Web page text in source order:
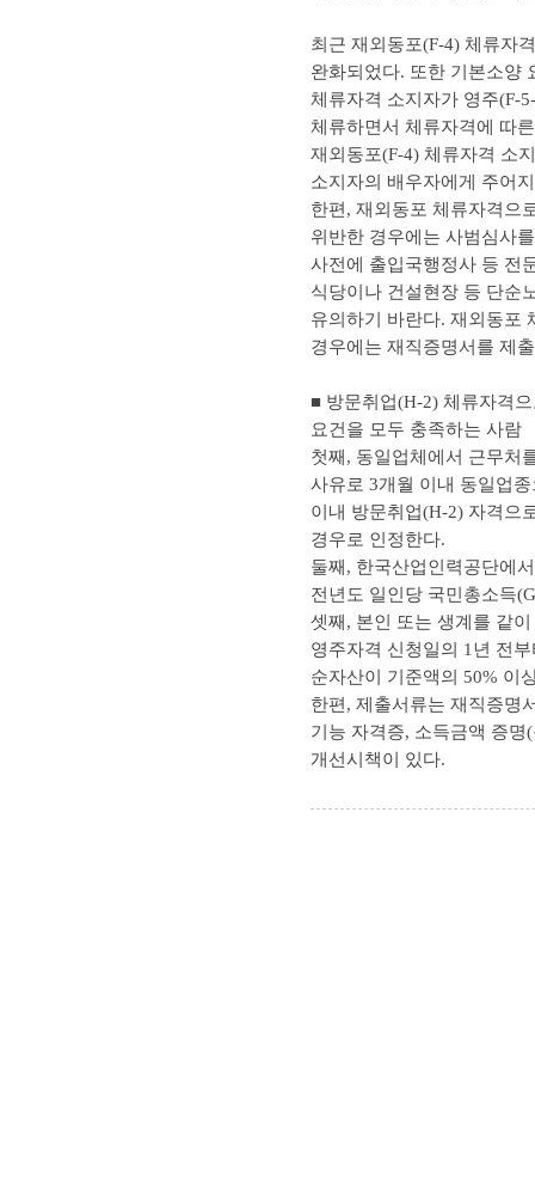
최근 재외동포(F-4) 체류자
완화되었다. 또한 기본소양
체류자격 소지자가 영주(F-
체류하면서 체류자격에 따
재외동포(F-4) 체류자격 소
소지자의 배우자에게 주어
한편, 재외동포 체류자격으
위반한 경우에는 사범심사
사전에 출입국행정사 등 전
식당이나 건설현장 등 단순
유의하기 바란다. 재외동포
경우에는 재직증명서를 제
■ 방문취업(H-2) 체류자격
요건을 모두 충족하는 사람
첫째, 동일업체에서 근무처
사유로 3개월 이내 동일업
이내 방문취업(H-2) 자격으
경우로 인정한다.
둘째, 한국산업인력공단에
전년도 일인당 국민총소득
셋째, 본인 또는 생계를 같
영주자격 신청일의 1년 전
순자산이 기준액의 50% 이
한편, 제출서류는 재직증명
기능 자격증, 소득금액 증
개선시책이 있다.